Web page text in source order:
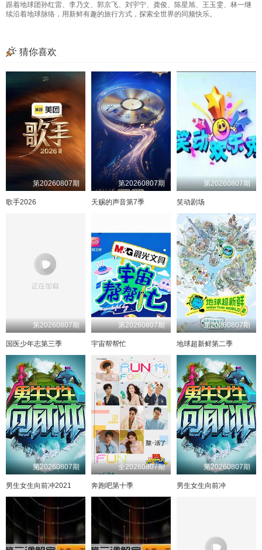
特别联动 旅行日记6 7期超前彩蛋
跟着地球团孙红雷、李乃文、郭京飞、刘宇宁、龚俊、陈星旭、王玉雯、林一继
续沿着地球脉络，用新鲜有趣的旅行方式，探索全世界的同频快乐。
猜你喜欢
第20260807期
歌手2026
第20260807期
天赐的声音第7季
第20260807期
笑动剧场
第20260807期
国医少年志第三季
第20260807期
宇宙帮帮忙
第20260807期
地球超新鲜第二季
第20260807期
男生女生向前冲2021
全20260807期
奔跑吧第十季
第20260807期
男生女生向前冲